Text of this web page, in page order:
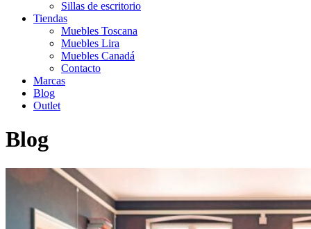
Sillas de escritorio
Tiendas
Muebles Toscana
Muebles Lira
Muebles Canadá
Contacto
Marcas
Blog
Outlet
Blog
Cómo elegir el sofá cama perfecto